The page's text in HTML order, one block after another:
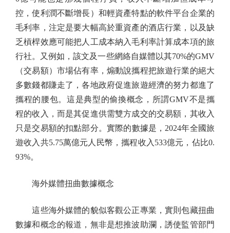
控，使利潤不斷增長）和輕資產特點的軟件平台企業的
毛利率，注定是要大幅高於重資產的酒店行業，以及缺
乏槓桿效應可能把人工成本納入毛利率計算成本項的旅
行社。又例如，該文及一些網絡自媒體以其70%的GMV
（交易額）市場佔有率，煽動說攜程把旅遊行業的絕大
多數錢都賺走了，各地政府促進旅遊經濟的努力都進了
攜程的腰包。這是典型的偷換概念，所謂GMV不是攜
程的收入，而是其促進供需雙方成交的交易額，其收入
只是交易額的扣點部分。實際的數據是，2024年全國旅
遊收入共5.75萬億元人民幣，攜程收入533億元，佔比0.
93%。
海外媒體扭曲數據概念
這些海外媒體的貌似客觀公正專業，實則包藏扭曲
數據和概念的報道，無非是想推波助瀾，誘使監管部門